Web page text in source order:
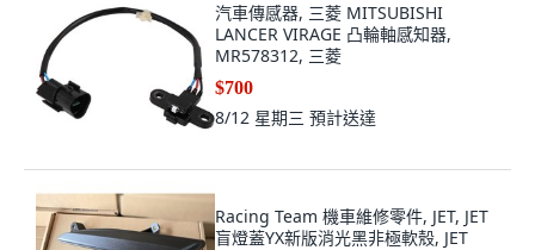
汽車傳感器, 三菱 MITSUBISHI
LANCER VIRAGE 凸輪軸感知器,
MR578312, 三菱
$700
8/12 星期三 預計送達
Racing Team 機車維修零件, JET, JET
盲燈蓋YX新版消光黑非極軟殼, JET